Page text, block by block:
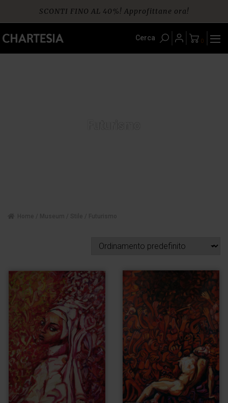
content
SCONTI FINO AL 40%! Approfittane ora!
Spedizione gratuita per ordini da € 60
Cerca 0